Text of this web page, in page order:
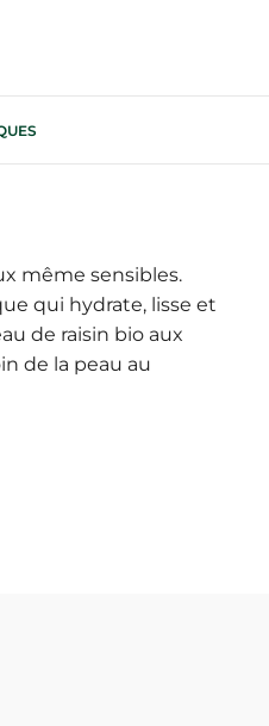
même sensibles.
qui hydrate, lisse et
de raisin bio aux
de la peau au